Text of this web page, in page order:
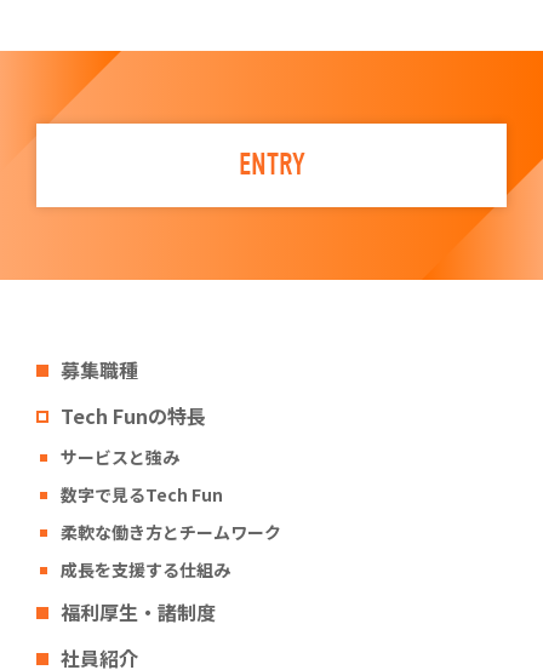
ENTRY
募集職種
Tech Funの特長
サービスと強み
数字で見るTech Fun
柔軟な働き方とチームワーク
成長を支援する仕組み
福利厚生・諸制度
社員紹介